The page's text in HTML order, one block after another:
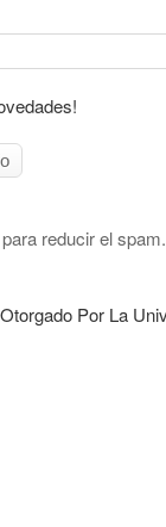
reducir el spam.
Por La